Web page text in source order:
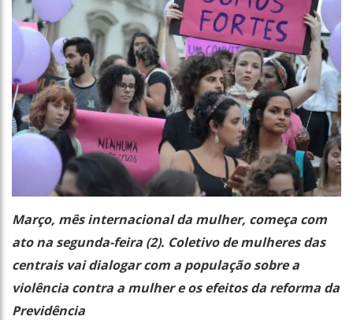
Março, mês internacional da mulher, começa com
ato na segunda-feira (2). Coletivo de mulheres das
centrais vai dialogar com a população sobre a
violência contra a mulher e os efeitos da reforma da
Previdência